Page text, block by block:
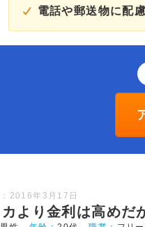
電話や郵送物に配慮
2016年3月17日
より金利は高めだ